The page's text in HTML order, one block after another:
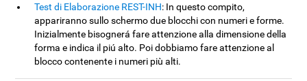
Test di Elaborazione REST-INH: In questo compito,
appariranno sullo schermo due blocchi con numeri e forme.
Inizialmente bisognerá fare attenzione alla dimensione della
forma e indica il piú alto. Poi dobbiamo fare attenzione al
blocco contenente i numeri più alti.